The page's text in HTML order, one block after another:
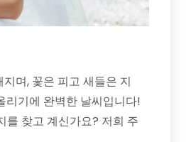
며, 꽃은 피고 새들은 지
리기에 완벽한 날씨입니다!
를 찾고 계신가요? 저희 주